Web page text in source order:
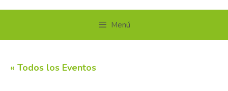
Menú
« Todos los Eventos